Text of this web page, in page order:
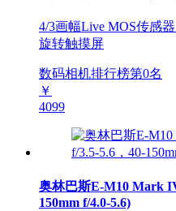
4/3画幅Live MOS传感
旋转触摸屏
数码相机排行榜第0名
￥
4099
奥林巴斯E-M10 Mark
150mm f/4.0-5.6)